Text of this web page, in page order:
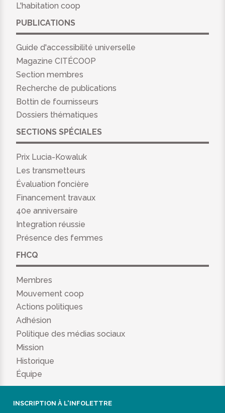
L'habitation coop
PUBLICATIONS
Guide d'accessibilité universelle
Magazine CITÉCOOP
Section membres
Recherche de publications
Bottin de fournisseurs
Dossiers thématiques
SECTIONS SPÉCIALES
Prix Lucia-Kowaluk
Les transmetteurs
Évaluation foncière
Financement travaux
40e anniversaire
Integration réussie
Présence des femmes
FHCQ
Membres
Mouvement coop
Actions politiques
Adhésion
Politique des médias sociaux
Mission
Historique
Équipe
INSCRIPTION À L'INFOLETTRE